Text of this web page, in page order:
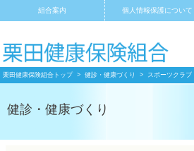
組合案内 個人情報保護について
栗田健康保険組合トップ> 健診・健康づくり > スポーツクラブ
健診・健康づくり